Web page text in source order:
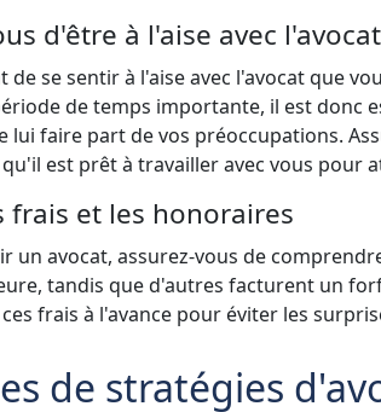
d'être à l'aise avec l'avocat
se sentir à l'aise avec l'avocat que
de temps importante, il est donc
lui faire part de vos préoccupations.
est prêt à travailler avec vous pour
frais et les honoraires
un avocat, assurez-vous de
tandis que d'autres facturent un
frais à l'avance pour éviter les
de stratégies